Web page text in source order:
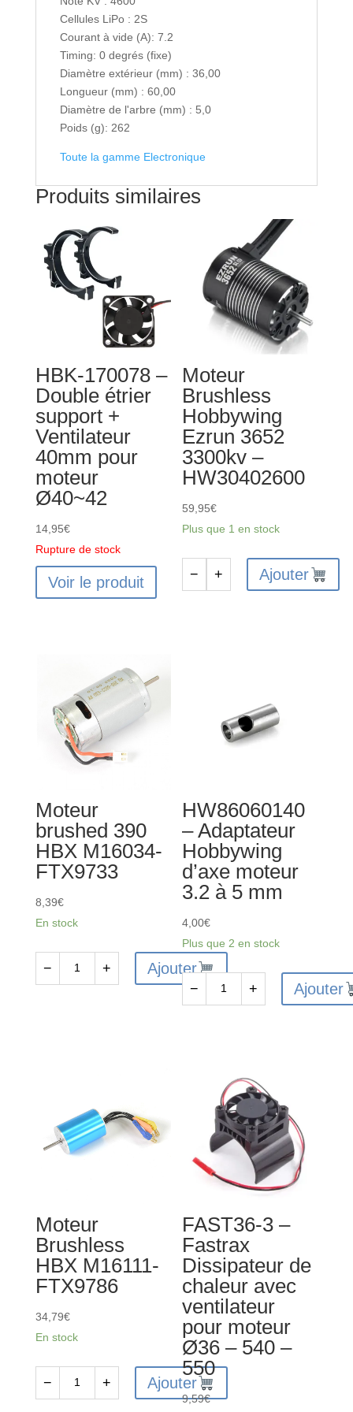
Cellules LiPo : 2S
Courant à vide (A): 7.2
Timing: 0 degrés (fixe)
Diamètre extérieur (mm) : 36,00
Longueur (mm) : 60,00
Diamètre de l'arbre (mm) : 5,0
Poids (g): 262
Toute la gamme Electronique
Produits similaires
HBK-170078 –
Double étrier
support +
Ventilateur
40mm pour
moteur
Ø40~42
14,95€
Rupture de stock
Voir le produit
Moteur
Brushless
Hobbywing
Ezrun 3652
3300kv –
HW30402600
59,95€
Plus que 1 en stock
− + Ajouter
Moteur
brushed 390
HBX M16034-
FTX9733
8,39€
En stock
FTX9733
− + Ajouter
HW86060140
– Adaptateur
Hobbywing
d’axe moteur
3.2 à 5 mm
4,00€
Plus que 2 en stock
Adaptateur
Hobbywing
moteur
3.2
mm
− + Ajouter
Moteur
Brushless
HBX M16111-
FTX9786
34,79€
En stock
− + Ajouter
FAST36-3 –
Fastrax
Dissipateur de
chaleur avec
ventilateur
pour moteur
Ø36 – 540 –
550
9,59€